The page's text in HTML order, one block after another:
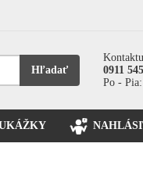
Hľadať
0911
Po -